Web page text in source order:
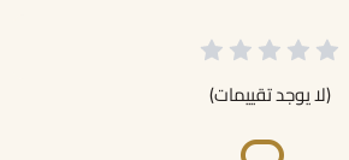
(لا يوجد تقييمات)